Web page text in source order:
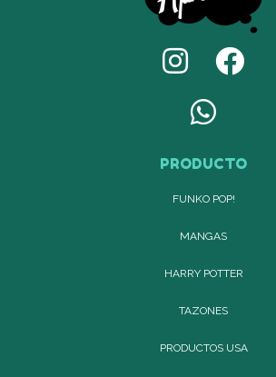
PRODUCTO
FUNKO POP!
MANGAS
HARRY POTTER
TAZONES
PRODUCTOS USA